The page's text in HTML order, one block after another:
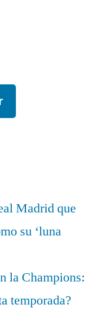
Madrid que
su ‘luna
la Champions:
temporada?